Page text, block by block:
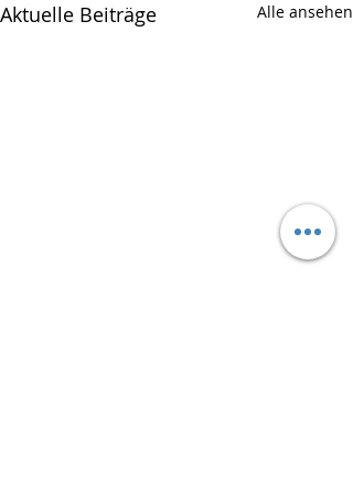
Aktuelle Beiträge Alle ansehen